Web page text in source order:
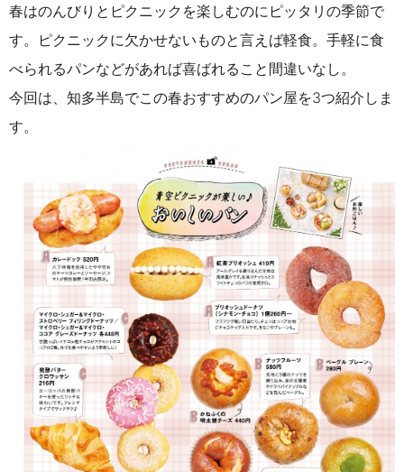
春はのんびりとピクニックを楽しむのにピッタリの季節で
す。ピクニックに欠かせないものと言えば軽食。手軽に食
べられるパンなどがあれば喜ばれること間違いなし。
今回は、知多半島でこの春おすすめのパン屋を3つ紹介しま
す。